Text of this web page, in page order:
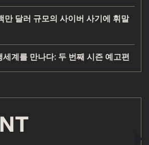
만 달러 규모의 사이버 사기에 휘말
계를 만나다: 두 번째 시즌 예고편